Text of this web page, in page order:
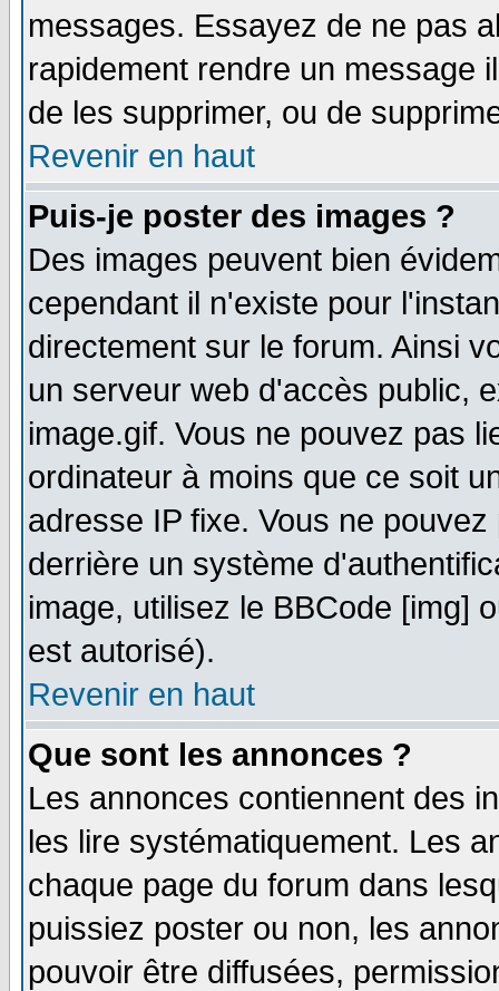
messages. Essayez de ne pas
rapidement rendre un message
de les supprimer, ou de
Revenir en haut
Puis-je poster des images ?
Des images peuvent bien
cependant il n'existe pour
directement sur le forum. Ainsi
un serveur web d'accès public,
image.gif. Vous ne pouvez pas
ordinateur à moins que ce soit
adresse IP fixe. Vous ne
derrière un système
image, utilisez le BBCode [img]
est autorisé).
Revenir en haut
Que sont les annonces ?
Les annonces contiennent des
les lire systématiquement. Les
chaque page du forum dans
puissiez poster ou non, les
pouvoir être diffusées,